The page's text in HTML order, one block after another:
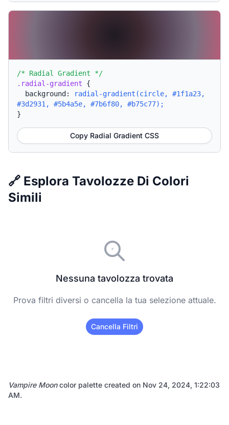
/* Radial Gradient */
.radial-gradient {
background:
radial-gradient(circle, #1f1a23,
#3d2931, #5b4a5e, #7b6f80, #b75c77);
}
Copy Radial Gradient CSS
🔗 Esplora Tavolozze Di Colori
Simili
Nessuna tavolozza trovata
Prova filtri diversi o cancella la tua selezione attuale.
Cancella Filtri
Vampire Mooncolor palette created on Nov 24, 2024, 1:22:03
AM.